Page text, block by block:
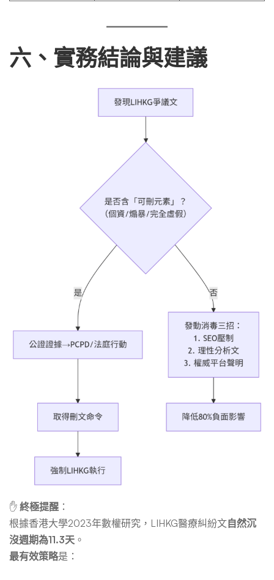
六、實務結論與建議
✋ 終極提醒 ：
根據香港大學2023年數權研究，LIHKG醫療糾紛文自然沉
沒週期為11.3天 。
最有效策略是：